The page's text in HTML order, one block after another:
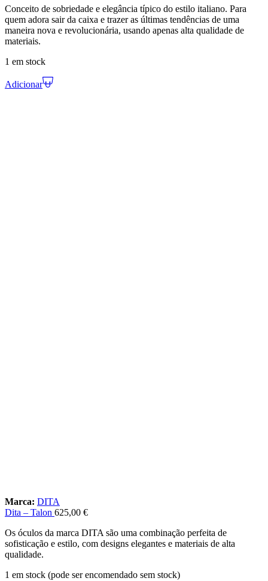
Conceito de sobriedade e elegância típico do estilo italiano. Para
quem adora sair da caixa e trazer as últimas tendências de uma
maneira nova e revolucionária, usando apenas alta qualidade de
materiais.
1 em stock
Adicionar
Marca: DITA
Dita – Talon 625,00 €
Os óculos da marca DITA são uma combinação perfeita de
sofisticação e estilo, com designs elegantes e materiais de alta
qualidade.
1 em stock (pode ser encomendado sem stock)